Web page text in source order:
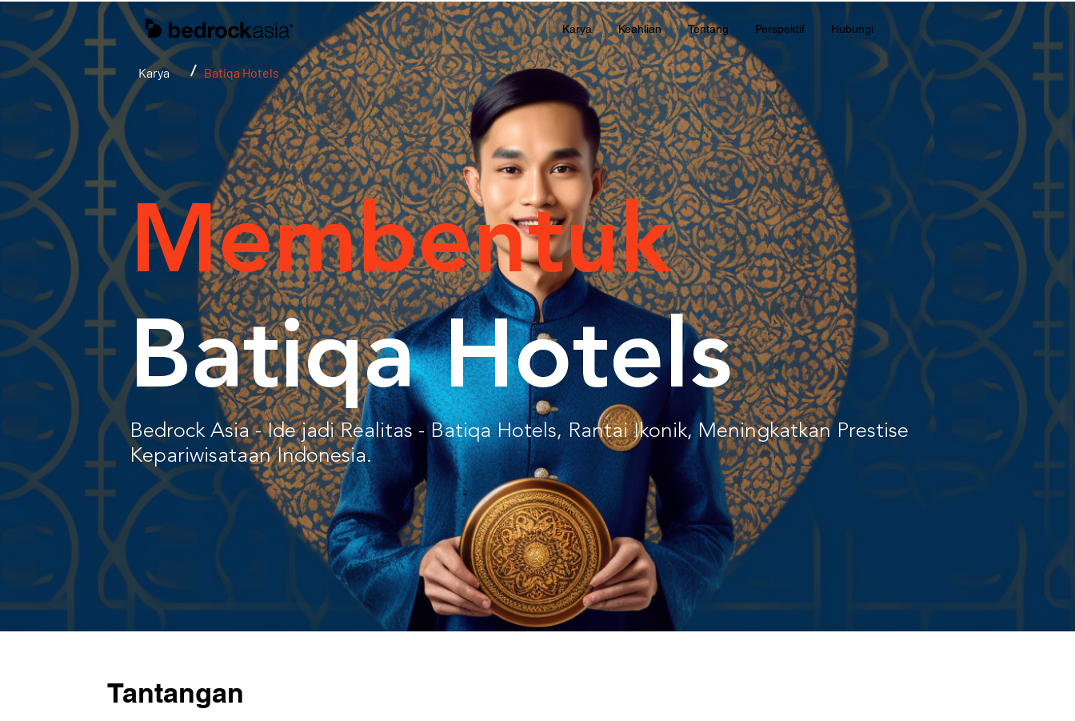
Karya Keahlian Tentang Perspektif Hubungi
Karya / Batiqa Hotels
Membentuk
Batiqa Hotels
Bedrock Asia - Ide jadi Realitas - Batiqa Hotels, Rantai Ikonik, Meningkatkan Prestise
Kepariwisataan Indonesia.
Tantangan